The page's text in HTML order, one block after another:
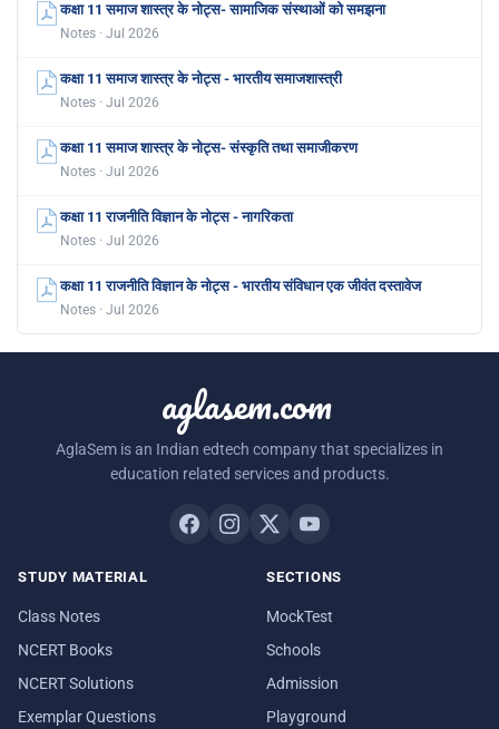
कक्षा 11 समाज शास्त्र के नोट्स- सामाजिक संस्थाओं को समझना
Notes · Jul 2026
कक्षा 11 समाज शास्त्र के नोट्स - भारतीय समाजशास्त्री
Notes · Jul 2026
कक्षा 11 समाज शास्त्र के नोट्स- संस्कृति तथा समाजीकरण
Notes · Jul 2026
कक्षा 11 राजनीति विज्ञान के नोट्स - नागरिकता
Notes · Jul 2026
कक्षा 11 राजनीति विज्ञान के नोट्स - भारतीय संविधान एक जीवंत दस्तावेज
Notes · Jul 2026
aglasem.com
AglaSem is an Indian edtech company that specializes in
education related services and products.
STUDY MATERIAL
Class Notes
NCERT Books
NCERT Solutions
Exemplar Questions
SECTIONS
MockTest
Schools
Admission
Playground